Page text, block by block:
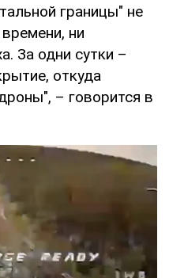
границы" не
ни
За одни сутки –
откуда
– говорится в